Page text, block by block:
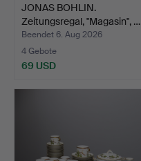
JONAS BOHLIN.
Zeitungsregal, ''Magasin'', …
Beendet 6. Aug 2026
4 Gebote
69 USD